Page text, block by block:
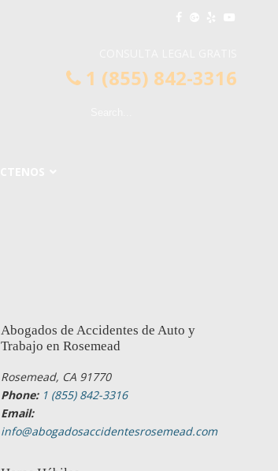
1 (855) 842-3316
Abogados de Accidentes de Auto y
Trabajo en Rosemead
Rosemead, CA 91770
Phone: 1 (855) 842-3316
Email:
info@abogadosaccidentesrosemead.com